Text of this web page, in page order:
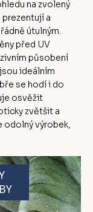
na zvolený
a
útulným.
před UV
působení
jsou ideálním
se hodí i do
osvěžit
zvětšit a
odolný výrobek,